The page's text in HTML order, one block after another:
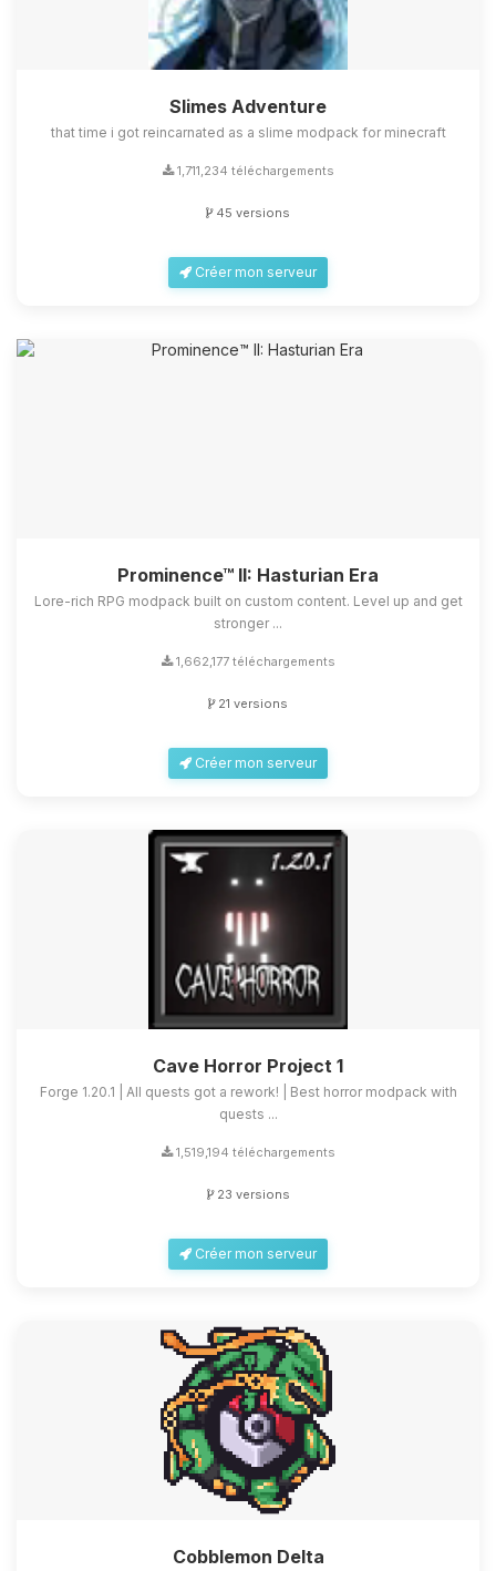
Slimes Adventure
that time i got reincarnated as a slime modpack for minecraft
1,711,234 téléchargements
45 versions
Créer mon serveur
Prominence™ II: Hasturian Era
Lore-rich RPG modpack built on custom content. Level up and get
stronger ...
1,662,177 téléchargements
21 versions
Créer mon serveur
Cave Horror Project 1
Forge 1.20.1 | All quests got a rework! | Best horror modpack with
quests ...
1,519,194 téléchargements
23 versions
Créer mon serveur
Cobblemon Delta